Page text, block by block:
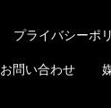
プライバシーポ
お問い合わせ